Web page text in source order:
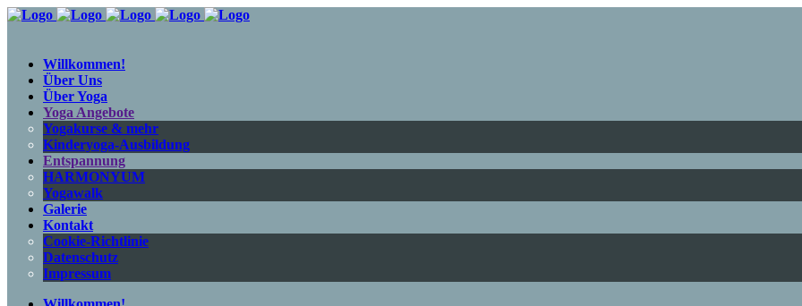
Willkommen!
Über Uns
Über Yoga
Yoga Angebote
Yogakurse & mehr
Kinderyoga-Ausbildung
Entspannung
HARMONYUM
Yogawalk
Galerie
Kontakt
Cookie-Richtlinie
Datenschutz
Impressum